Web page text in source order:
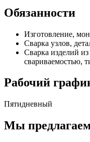
Обязанности
Изготовление,
Сварка узлов,
Сварка изделий
свариваемостью,
Рабочий
Пятидневный
Мы